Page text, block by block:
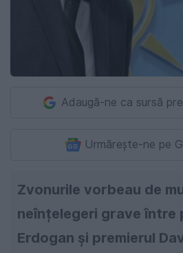
Adaugă-ne ca sursă
Urmărește-ne pe
Zvonurile vorbeau de
neînțelegeri grave între
Erdogan și premierul